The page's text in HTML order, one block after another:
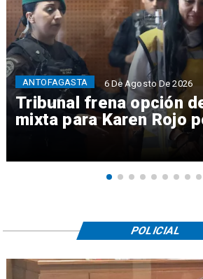
Tribunal frena opción
mixta para Karen Rojo
ANTOFAGASTA 6 De Agosto De 2026
POLICIAL